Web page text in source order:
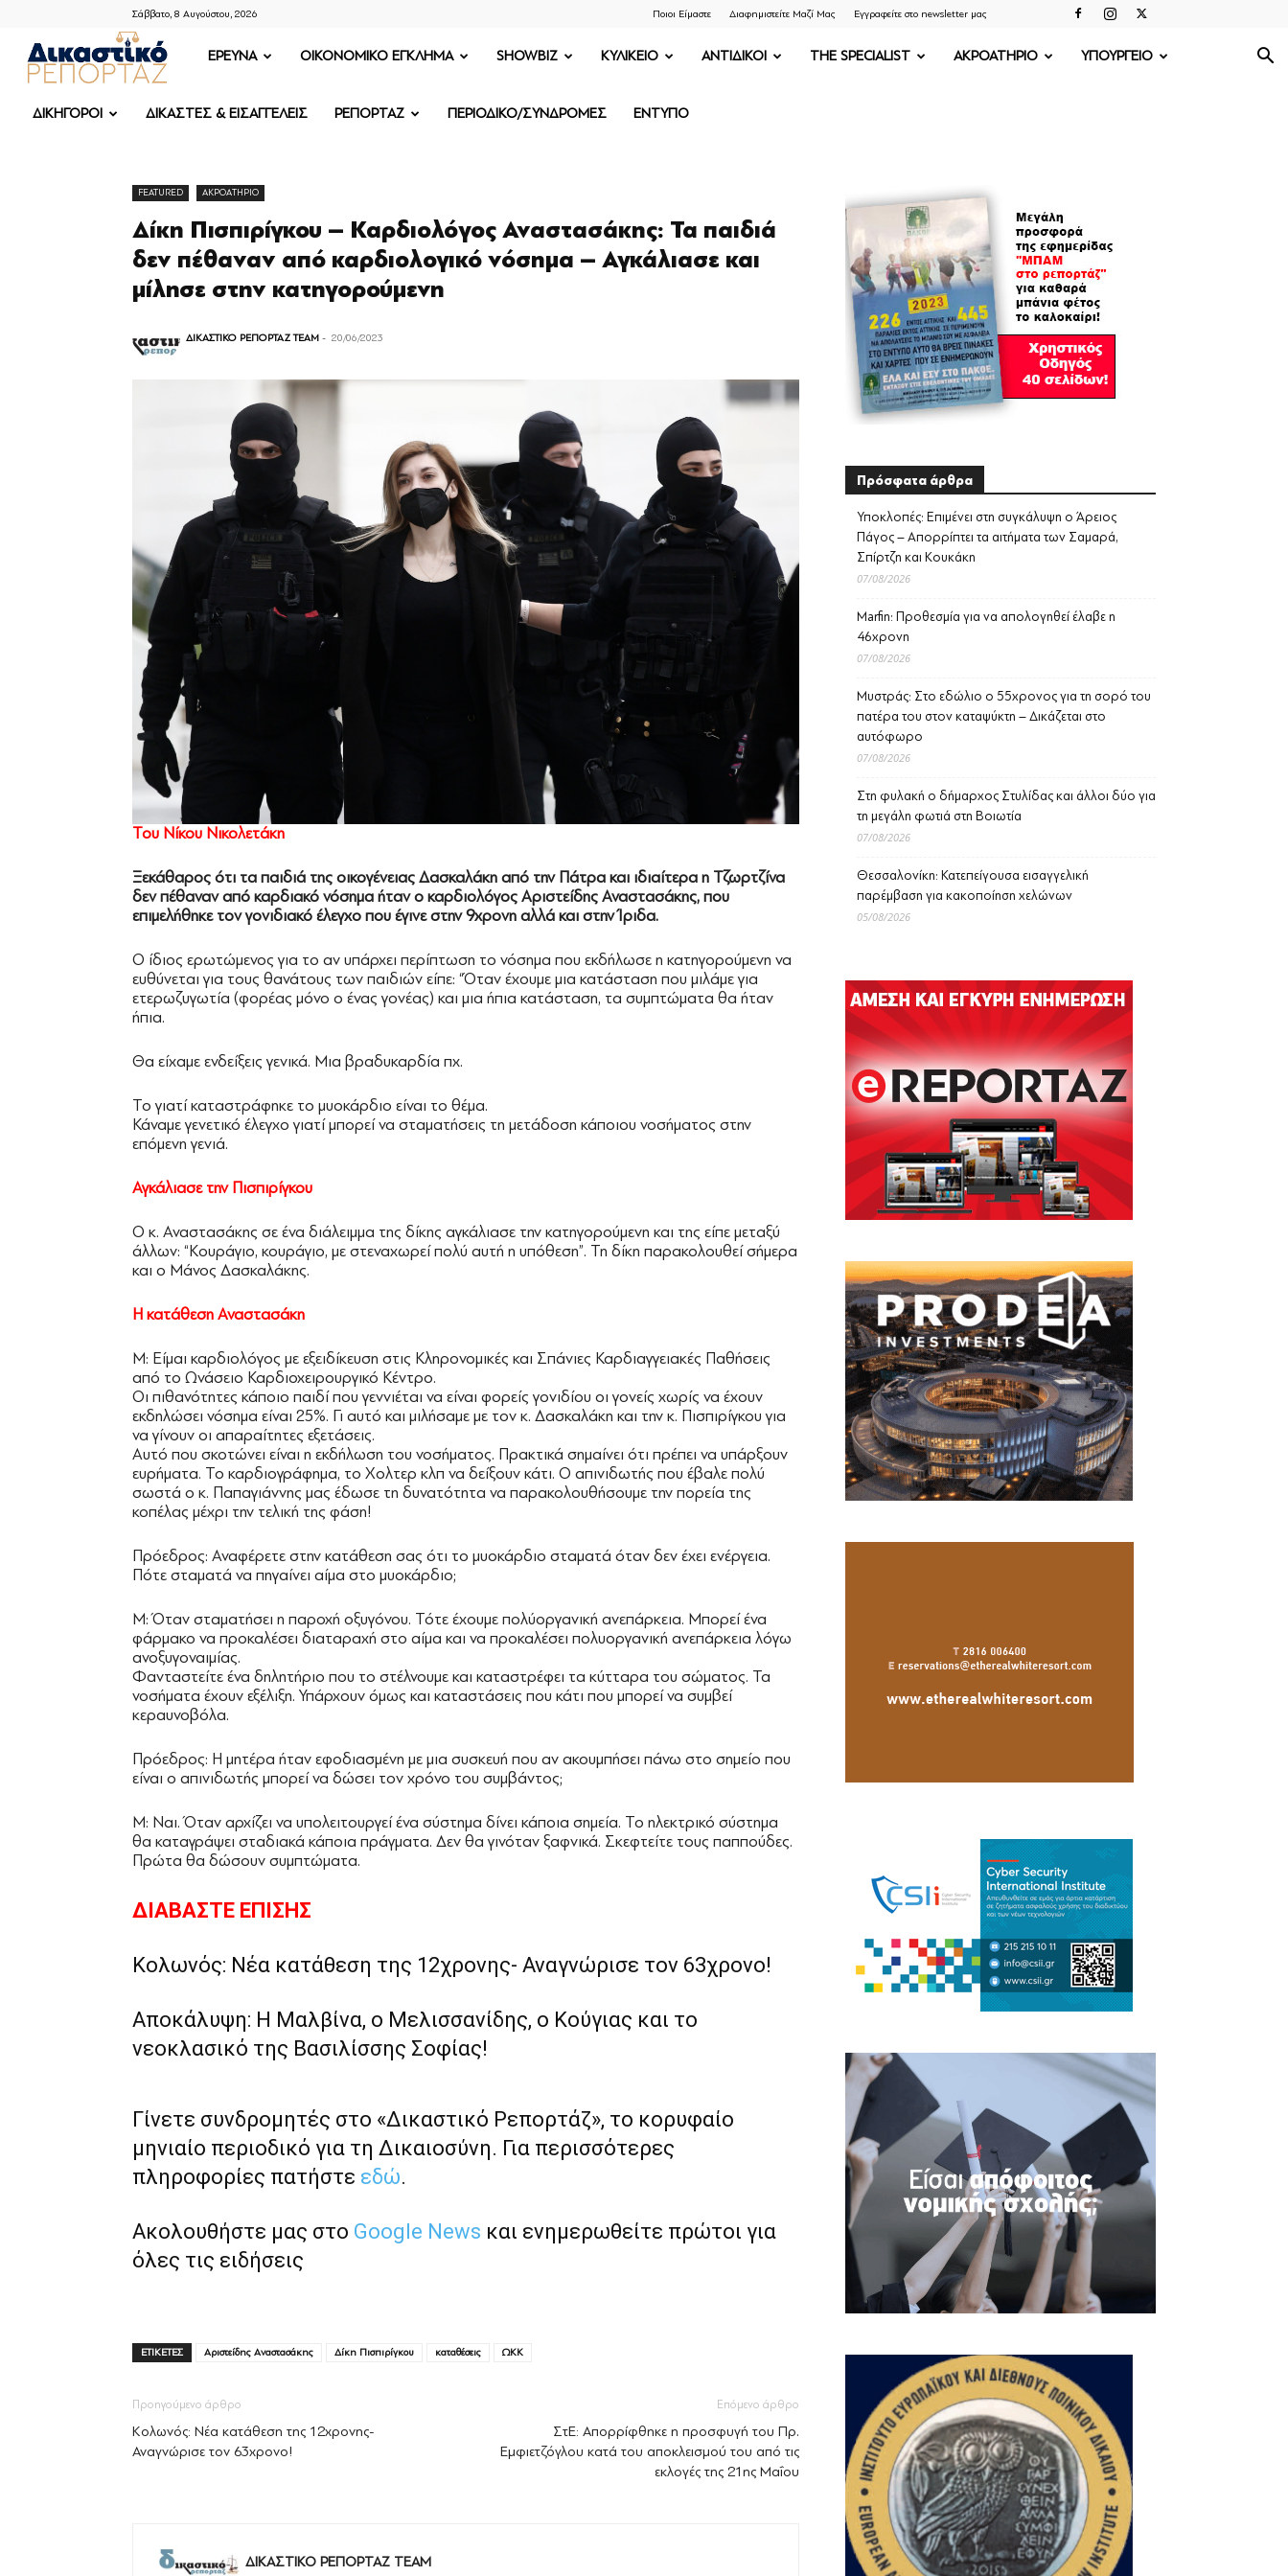
Σάββατο, 8 Αυγούστου, 2026 Ποιοι Είμαστε Διαφημιστείτε Μαζί Μας Εγγραφείτε στο newsletter μας
ΔΙΚΑΣΤΙΚΟ
ΡΕΠΟΡΤΑΖ
ΕΡΕΥΝΑ OIKONOMIKO ΕΓΚΛΗΜΑ SHOWBIZ ΚΥΛΙΚΕΙΟ ΑΝΤΙΔΙΚΟΙ THE SPECIALIST ΑΚΡΟΑΤΗΡΙΟ ΥΠΟΥΡΓΕΙΟ
ΔΙΚΗΓΟΡΟΙ ΔΙΚΑΣΤΕΣ & ΕΙΣΑΓΓΕΛΕΙΣ ΡΕΠΟΡΤΑΖ ΠΕΡΙΟΔΙΚΟ/ΣΥΝΔΡΟΜΕΣ ΕΝΤΥΠΟ
FEATURED ΑΚΡΟΑΤΗΡΙΟ
Δίκη Πισπιρίγκου – Καρδιολόγος Αναστασάκης: Τα παιδιά
δεν πέθαναν από καρδιολογικό νόσημα – Αγκάλιασε και
μίλησε στην κατηγορούμενη
ΔΙΚΑΣΤΙΚΟ ΡΕΠΟΡΤΑΖ TEAM - 20/06/2023
Του Νίκου Νικολετάκη
Ξεκάθαρος ότι τα παιδιά της οικογένειας Δασκαλάκη από την Πάτρα και ιδιαίτερα η Τζωρτζίνα
δεν πέθαναν από καρδιακό νόσημα ήταν ο καρδιολόγος Αριστείδης Αναστασάκης, που
επιμελήθηκε τον γονιδιακό έλεγχο που έγινε στην 9χρονη αλλά και στην Ίριδα.
Ο ίδιος ερωτώμενος για το αν υπάρχει περίπτωση το νόσημα που εκδήλωσε η κατηγορούμενη να
ευθύνεται για τους θανάτους των παιδιών είπε: “Όταν έχουμε μια κατάσταση που μιλάμε για
ετερωζυγωτία (φορέας μόνο ο ένας γονέας) και μια ήπια κατάσταση, τα συμπτώματα θα ήταν
ήπια.
Θα είχαμε ενδείξεις γενικά. Μια βραδυκαρδία πχ.
Το γιατί καταστράφηκε το μυοκάρδιο είναι το θέμα.
Κάναμε γενετικό έλεγχο γιατί μπορεί να σταματήσεις τη μετάδοση κάποιου νοσήματος στην
επόμενη γενιά.
Αγκάλιασε την Πισπιρίγκου
Ο κ. Αναστασάκης σε ένα διάλειμμα της δίκης αγκάλιασε την κατηγορούμενη και της είπε μεταξύ
άλλων: “Κουράγιο, κουράγιο, με στεναχωρεί πολύ αυτή η υπόθεση”. Τη δίκη παρακολουθεί σήμερα
και ο Μάνος Δασκαλάκης.
Η κατάθεση Αναστασάκη
Μ: Είμαι καρδιολόγος με εξειδίκευση στις Κληρονομικές και Σπάνιες Καρδιαγγειακές Παθήσεις
από το Ωνάσειο Καρδιοχειρουργικό Κέντρο.
Οι πιθανότητες κάποιο παιδί που γεννιέται να είναι φορείς γονιδίου οι γονείς χωρίς να έχουν
εκδηλώσει νόσημα είναι 25%. Γι αυτό και μιλήσαμε με τον κ. Δασκαλάκη και την κ. Πισπιρίγκου για
να γίνουν οι απαραίτητες εξετάσεις.
Αυτό που σκοτώνει είναι η εκδήλωση του νοσήματος. Πρακτικά σημαίνει ότι πρέπει να υπάρξουν
ευρήματα. Το καρδιογράφημα, το Χολτερ κλπ να δείξουν κάτι. Ο απινιδωτής που έβαλε πολύ
σωστά ο κ. Παπαγιάννης μας έδωσε τη δυνατότητα να παρακολουθήσουμε την πορεία της
κοπέλας μέχρι την τελική της φάση!
Πρόεδρος: Αναφέρετε στην κατάθεση σας ότι το μυοκάρδιο σταματά όταν δεν έχει ενέργεια.
Πότε σταματά να πηγαίνει αίμα στο μυοκάρδιο;
Μ: Όταν σταματήσει η παροχή οξυγόνου. Τότε έχουμε πολύοργανική ανεπάρκεια. Μπορεί ένα
φάρμακο να προκαλέσει διαταραχή στο αίμα και να προκαλέσει πολυοργανική ανεπάρκεια λόγω
ανοξυγοναιμίας.
Φανταστείτε ένα δηλητήριο που το στέλνουμε και καταστρέφει τα κύτταρα του σώματος. Τα
νοσήματα έχουν εξέλιξη. Υπάρχουν όμως και καταστάσεις που κάτι που μπορεί να συμβεί
κεραυνοβόλα.
Πρόεδρος: Η μητέρα ήταν εφοδιασμένη με μια συσκευή που αν ακουμπήσει πάνω στο σημείο που
είναι ο απινιδωτής μπορεί να δώσει τον χρόνο του συμβάντος;
Μ: Ναι. Όταν αρχίζει να υπολειτουργεί ένα σύστημα δίνει κάποια σημεία. Το ηλεκτρικό σύστημα
θα καταγράψει σταδιακά κάποια πράγματα. Δεν θα γινόταν ξαφνικά. Σκεφτείτε τους παππούδες.
Πρώτα θα δώσουν συμπτώματα.
ΔΙΑΒΑΣΤΕ ΕΠΙΣΗΣ
Κολωνός: Νέα κατάθεση της 12χρονης- Αναγνώρισε τον 63χρονο!
Αποκάλυψη: Η Μαλβίνα, ο Μελισσανίδης, ο Κούγιας και το
νεοκλασικό της Βασιλίσσης Σοφίας!
Γίνετε συνδρομητές στο «Δικαστικό Ρεπορτάζ», το κορυφαίο
μηνιαίο περιοδικό για τη Δικαιοσύνη. Για περισσότερες
πληροφορίες πατήστε εδώ.
Ακολουθήστε μας στο Google News και ενημερωθείτε πρώτοι για
όλες τις ειδήσεις
ΕΤΙΚΕΤΕΣ Αριστείδης Αναστασάκης Δίκη Πισπιρίγκου καταθέσεις ΩΚΚ
Προηγούμενο άρθρο
Κολωνός: Νέα κατάθεση της 12χρονης-
Αναγνώρισε τον 63χρονο!
Επόμενο άρθρο
ΣτΕ: Απορρίφθηκε η προσφυγή του Πρ.
Εμφιετζόγλου κατά του αποκλεισμού του από τις
εκλογές της 21ης Μαΐου
ΔΙΚΑΣΤΙΚΟ ΡΕΠΟΡΤΑΖ TEAM
Πρόσφατα άρθρα
Υποκλοπές: Επιμένει στη συγκάλυψη ο Άρειος
Πάγος – Απορρίπτει τα αιτήματα των Σαμαρά,
Σπίρτζη και Κουκάκη
07/08/2026
Marfin: Προθεσμία για να απολογηθεί έλαβε η
46χρονη
07/08/2026
Μυστράς: Στο εδώλιο ο 55χρονος για τη σορό του
πατέρα του στον καταψύκτη – Δικάζεται στο
αυτόφωρο
07/08/2026
Στη φυλακή ο δήμαρχος Στυλίδας και άλλοι δύο για
τη μεγάλη φωτιά στη Βοιωτία
07/08/2026
Θεσσαλονίκη: Κατεπείγουσα εισαγγελική
παρέμβαση για κακοποίηση χελώνων
05/08/2026